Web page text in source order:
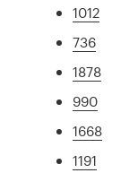
1012
736
1878
990
1668
1191